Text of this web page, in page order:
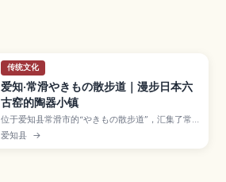
传统文化
爱知·常滑やきもの散步道｜漫步日本六
古窑的陶器小镇
位于爱知县常滑市的“やきもの散步道”，汇集了常
滑烧工房、红砖烟囱、陶管坡道和招财猫等，是感
受日本六古窑之一——常滑烧历史与街景的散步路
爱知县 →